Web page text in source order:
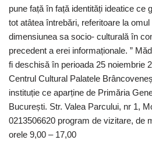
pune față în față identități ideatice ce
tot atâtea întrebări, referitoare la
dimensiunea sa socio- culturală în
precedent a erei informaționale. ”
fi deschisă în perioada 25 noiembrie
Centrul Cultural Palatele
instituție ce aparține de Primăria
București. Str. Valea Parcului, nr 1,
0213506620 program de vizitare, de
orele 9,00 – 17,00